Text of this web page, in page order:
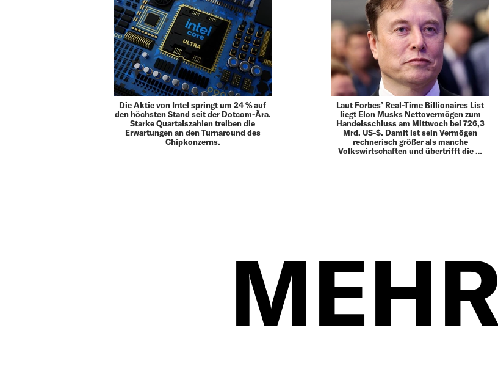
Die Aktie von Intel springt um 24 % auf
den höchsten Stand seit der Dotcom-Ära.
Starke Quartalszahlen treiben die
Erwartungen an den Turnaround des
Chipkonzerns.
Laut Forbes’ Real-Time Billionaires List
liegt Elon Musks Nettovermögen zum
Handelsschluss am Mittwoch bei 726,3
Mrd. US-$. Damit ist sein Vermögen
rechnerisch größer als manche
Volkswirtschaften und übertrifft die …
MEHR